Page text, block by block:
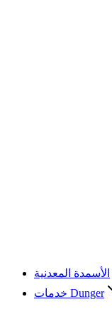
الأسمدة المعدنية
خدمات Dunger